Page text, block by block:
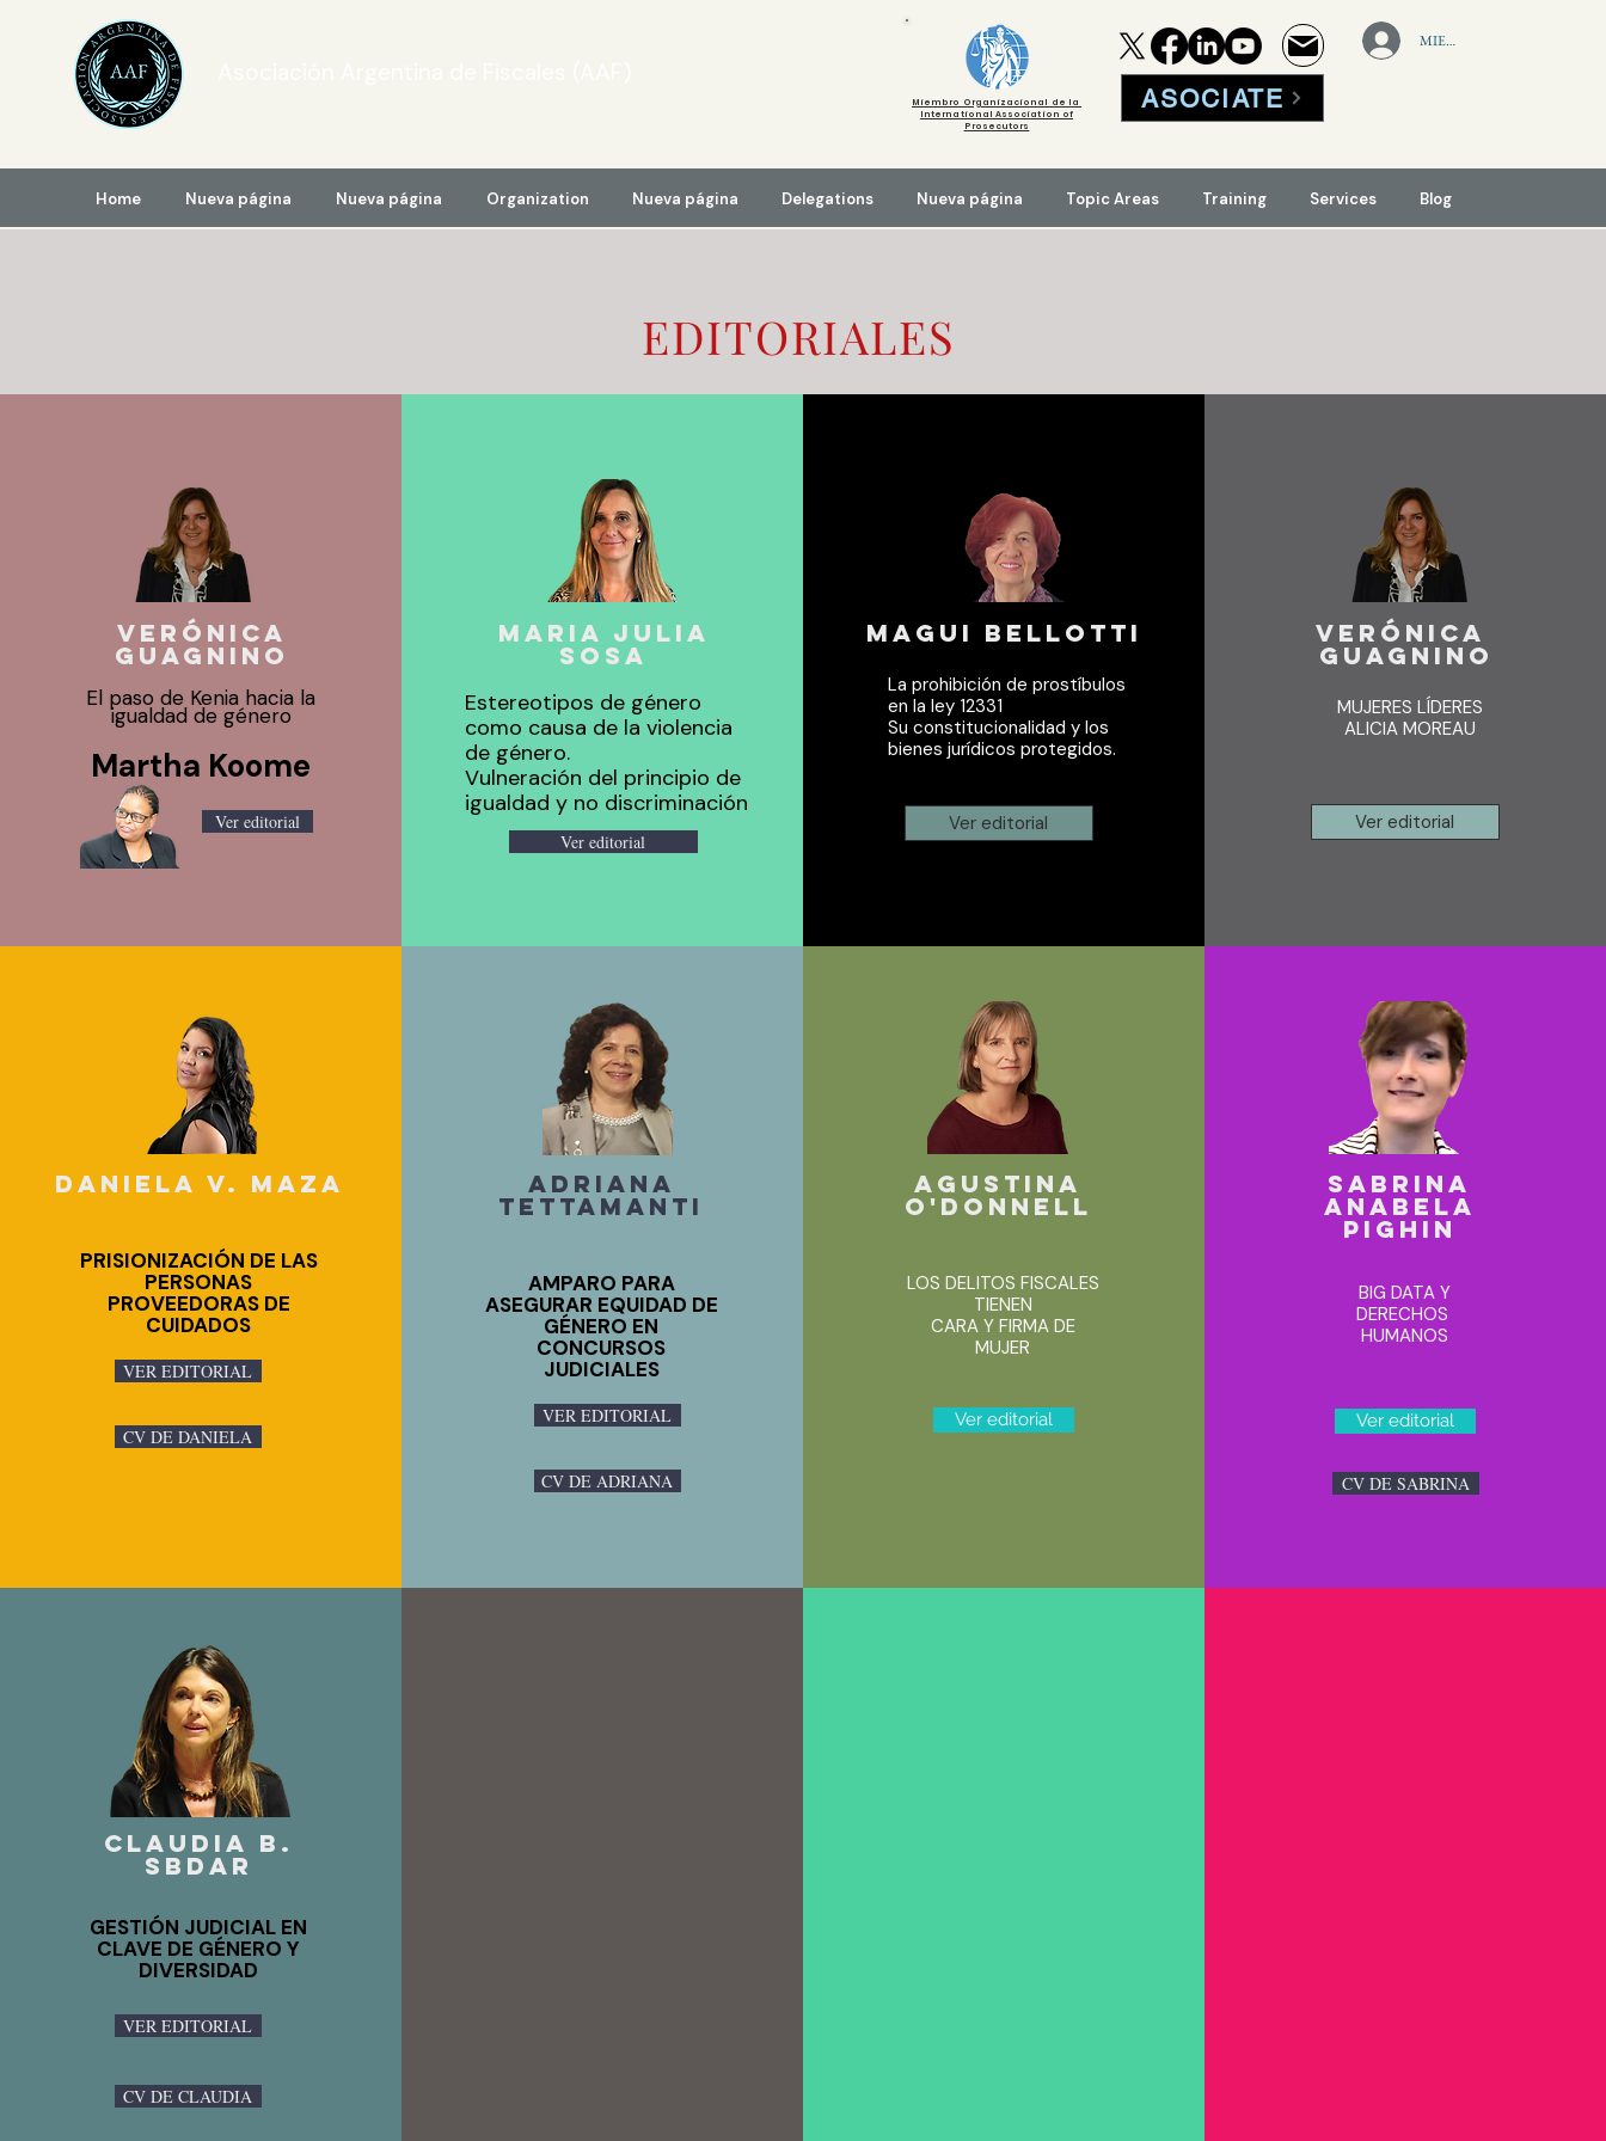
Miembro Organizacional de la
International Association of
Prosecutors
ASOCIATE
MIEMBROS
Home Nueva página Nueva página Organization Nueva página Delegations Nueva página Topic Areas Training Services Blog
EDITORIALES
VERÓNICA
GUAGNINO
El paso de Kenia hacia la
igualdad de género
Martha Koome
Ver editorial
MARIA JULIA
SOSA
Estereotipos de género
como causa de la violencia
de género.
Vulneración del principio de
igualdad y no discriminación
Ver editorial
magui bellotti
La prohibición de prostíbulos
en la ley 12331
Su constitucionalidad y los
bienes jurídicos protegidos.
Ver editorial
VERÓNICA
GUAGNINO
MUJERES LÍDERES
ALICIA MOREAU
Ver editorial
DANIELA V. MAZA
PRISIONIZACIÓN DE LAS
PERSONAS
PROVEEDORAS DE
CUIDADOS
VER EDITORIAL
CV DE DANIELA
ADRIANA
TETTAMANTI
AMPARO PARA
ASEGURAR EQUIDAD DE
GÉNERO EN
CONCURSOS
JUDICIALES
VER EDITORIAL
CV DE ADRIANA
AGUSTINA
O'DONNELL
LOS DELITOS FISCALES
TIENEN
CARA Y FIRMA DE
MUJER
Ver editorial
SABRINA
ANABELA
PIGHIN
BIG DATA Y
DERECHOS
HUMANOS
Ver editorial
CV DE SABRINA
Claudia B.
Sbdar
GESTIÓN JUDICIAL EN
CLAVE DE GÉNERO Y
DIVERSIDAD
VER EDITORIAL
CV DE CLAUDIA